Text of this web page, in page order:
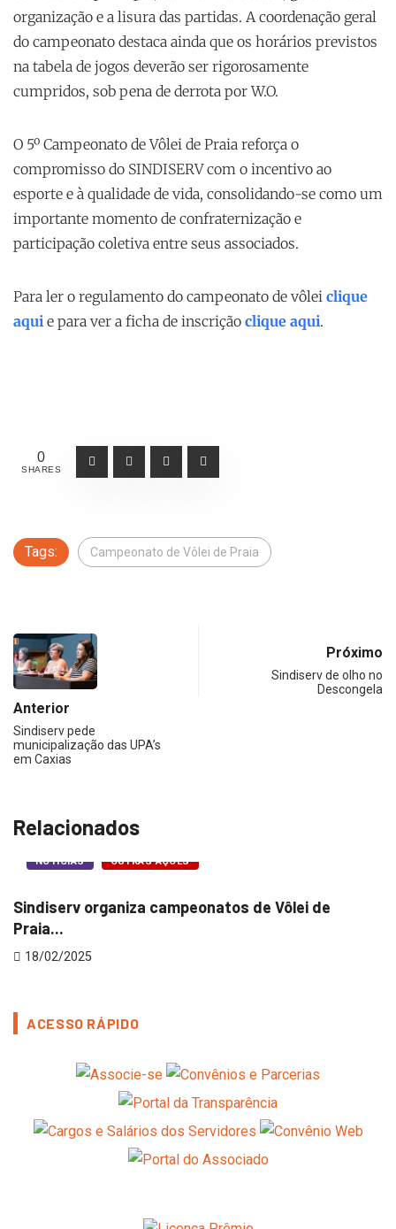
organização e a lisura das partidas. A coordenação geral
do campeonato destaca ainda que os horários previstos
na tabela de jogos deverão ser rigorosamente
cumpridos, sob pena de derrota por W.O.
O 5º Campeonato de Vôlei de Praia reforça o
compromisso do SINDISERV com o incentivo ao
esporte e à qualidade de vida, consolidando-se como um
importante momento de confraternização e
participação coletiva entre seus associados.
Para ler o regulamento do campeonato de vôlei clique
aqui e para ver a ficha de inscrição clique aqui.
0
SHARES
Tags: Campeonato de Vôlei de Praia
Anterior
Sindiserv pede
municipalização das UPA’s
em Caxias
Próximo
Sindiserv de olho no
Descongela
Relacionados
NOTÍCIAS OUTRAS AÇÕES
Sindiserv organiza campeonatos de Vôlei de
Praia...
18/02/2025
ACESSO RÁPIDO